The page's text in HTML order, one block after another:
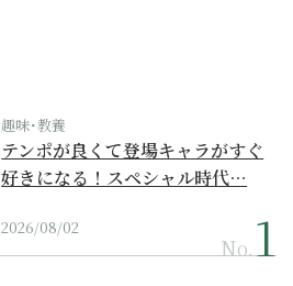
趣味･教養
テンポが良くて登場キャラがすぐ
好きになる！スペシャル時代…
2026/08/02
No.